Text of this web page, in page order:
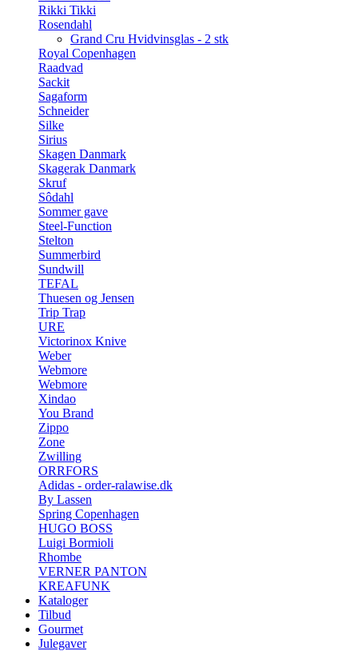
Rikki Tikki
Rosendahl
Grand Cru Hvidvinsglas - 2 stk
Royal Copenhagen
Raadvad
Sackit
Sagaform
Schneider
Silke
Sirius
Skagen Danmark
Skagerak Danmark
Skruf
Sôdahl
Sommer gave
Steel-Function
Stelton
Summerbird
Sundwill
TEFAL
Thuesen og Jensen
Trip Trap
URE
Victorinox Knive
Weber
Webmore
Webmore
Xindao
You Brand
Zippo
Zone
Zwilling
ORRFORS
Adidas - order-ralawise.dk
By Lassen
Spring Copenhagen
HUGO BOSS
Luigi Bormioli
Rhombe
VERNER PANTON
KREAFUNK
Kataloger
Tilbud
Gourmet
Julegaver